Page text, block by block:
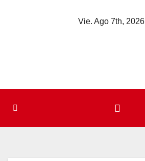
Vie. Ago 7th, 2026